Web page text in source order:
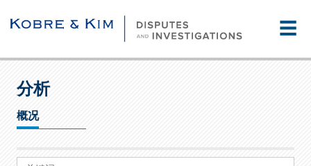
☰
分析
概况